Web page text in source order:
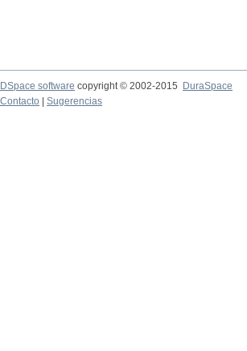
DSpace software copyright © 2002-2015
DuraSpace
Contacto
Sugerencias